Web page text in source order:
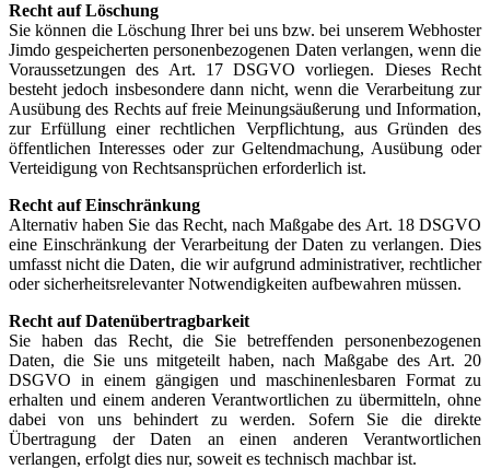
Recht auf Löschung
Sie können die Löschung Ihrer bei uns bzw. bei unserem Webhoster
Jimdo gespeicherten personenbezogenen Daten verlangen, wenn die
Voraussetzungen des Art. 17 DSGVO vorliegen. Dieses Recht
besteht jedoch insbesondere dann nicht, wenn die Verarbeitung zur
Ausübung des Rechts auf freie Meinungsäußerung und Information,
zur Erfüllung einer rechtlichen Verpflichtung, aus Gründen des
öffentlichen Interesses oder zur Geltendmachung, Ausübung oder
Verteidigung von Rechtsansprüchen erforderlich ist.
Recht auf Einschränkung
Alternativ haben Sie das Recht, nach Maßgabe des Art. 18 DSGVO
eine Einschränkung der Verarbeitung der Daten zu verlangen. Dies
umfasst nicht die Daten, die wir aufgrund administrativer, rechtlicher
oder sicherheitsrelevanter Notwendigkeiten aufbewahren müssen.
Recht auf Datenübertragbarkeit
Sie haben das Recht, die Sie betreffenden personenbezogenen
Daten, die Sie uns mitgeteilt haben, nach Maßgabe des Art. 20
DSGVO in einem gängigen und maschinenlesbaren Format zu
erhalten und einem anderen Verantwortlichen zu übermitteln, ohne
dabei von uns behindert zu werden. Sofern Sie die direkte
Übertragung der Daten an einen anderen Verantwortlichen
verlangen, erfolgt dies nur, soweit es technisch machbar ist.